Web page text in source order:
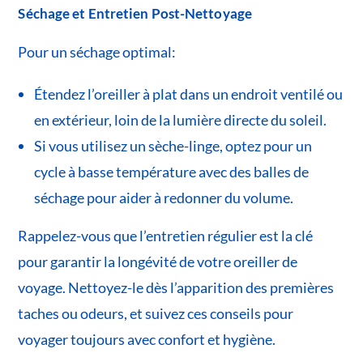
Séchage et Entretien Post-Nettoyage
Pour un séchage optimal:
Étendez l’oreiller à plat dans un endroit ventilé ou
en extérieur, loin de la lumière directe du soleil.
Si vous utilisez un sèche-linge, optez pour un
cycle à basse température avec des balles de
séchage pour aider à redonner du volume.
Rappelez-vous que l’entretien régulier est la clé
pour garantir la longévité de votre oreiller de
voyage. Nettoyez-le dès l’apparition des premières
taches ou odeurs, et suivez ces conseils pour
voyager toujours avec confort et hygiène.